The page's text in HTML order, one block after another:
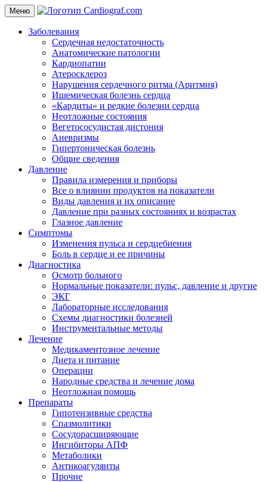
Меню
Заболевания
Сердечная недостаточность
Анатомические патологии
Кардиопатии
Атеросклероз
Нарушения сердечного ритма (Аритмия)
Ишемическая болезнь сердца
«Кардиты» и редкие болезни сердца
Неотложные состояния
Вегетососудистая дистония
Аневризмы
Гипертоническая болезнь
Общие сведения
Давление
Правила измерения и приборы
Все о влиянии продуктов на показатели
Виды давления и их описание
Давление при разных состояниях и возрастах
Глазное давление
Симптомы
Изменения пульса и сердцебиения
Боль в сердце и ее причины
Диагностика
Осмотр больного
Нормальные показатели: пульс, давление и другие
ЭКГ
Лабораторные исследования
Схемы диагностики болезней
Инструментальные методы
Лечение
Медикаментозное лечение
Диета и питание
Операции
Народные средства и лечение дома
Неотложная помощь
Препараты
Гипотензивные средства
Спазмолитики
Сосудорасширяющие
Ингибиторы АПФ
Метаболики
Антикоагулянты
Прочие